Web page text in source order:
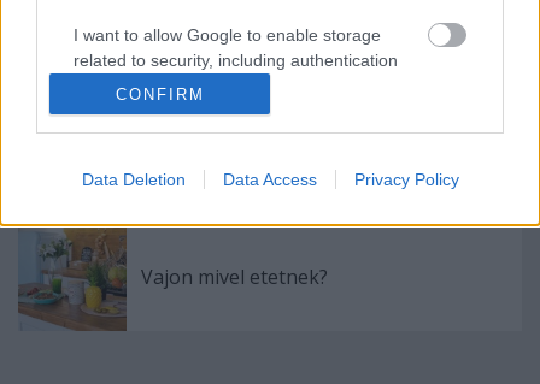
I want to allow Google to enable storage
related to security, including authentication
functionality and fraud prevention, and other
user protection.
CONFIRM
Data Deletion Data Access Privacy Policy
vegán
Vajon mivel etetnek?